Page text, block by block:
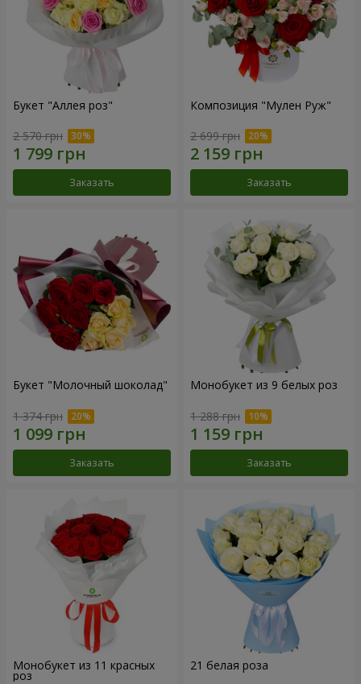
Букет "Аллея роз"
2 570 грн
Заказать
Композиция "Мулен Руж"
2 699 грн
Заказать
Букет "Молочный шоколад"
1 374 грн
Заказать
Монобукет из 9 белых роз
1 288 грн
Заказать
Монобукет из 11 красных
роз
21 белая роза